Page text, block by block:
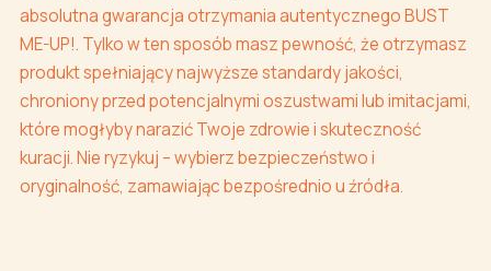
absolutna gwarancja otrzymania autentycznego BUST
ME-UP!. Tylko w ten sposób masz pewność, że otrzymasz
produkt spełniający najwyższe standardy jakości,
chroniony przed potencjalnymi oszustwami lub imitacjami,
które mogłyby narazić Twoje zdrowie i skuteczność
kuracji. Nie ryzykuj – wybierz bezpieczeństwo i
oryginalność, zamawiając bezpośrednio u źródła.